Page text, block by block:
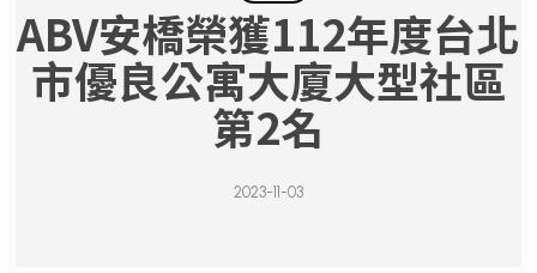
ABV安橋榮獲112年度台北
市優良公寓大廈大型社區
第2名
2023-11-03